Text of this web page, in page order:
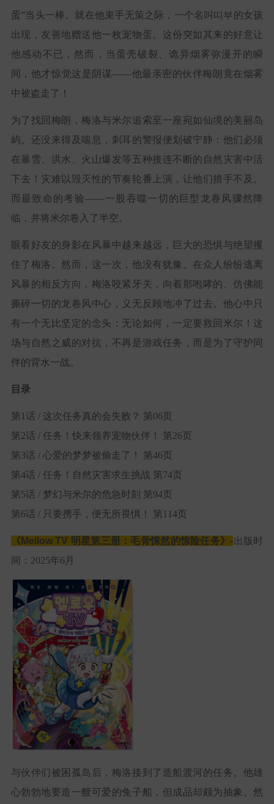
蛋”当头一棒。就在他束手无策之际，一个名叫띠부的女孩
出现，友善地赠送他一枚宠物蛋。这份突如其来的好意让
他感动不已，然而，当蛋壳破裂、诡异烟雾弥漫开的瞬
间，他才惊觉这是阴谋——他最亲密的伙伴梅朗竟在烟雾
中被盗走了！
为了找回梅朗，梅洛与米尔追索至一座宛如仙境的美丽岛
屿。还没来得及喘息，刺耳的警报便划破宁静：他们必须
在暴雪、洪水、火山爆发等五种接连不断的自然灾害中活
下去！灾难以毁灭性的节奏轮番上演，让他们措手不及。
而最致命的考验——一股吞噬一切的巨型龙卷风骤然降
临，并将米尔卷入了半空。
眼看好友的身影在风暴中越来越远，巨大的恐惧与绝望攫
住了梅洛。然而，这一次，他没有犹豫。在众人纷纷逃离
风暴的相反方向，梅洛咬紧牙关，向着那咆哮的、仿佛能
撕碎一切的龙卷风中心，义无反顾地冲了过去。他心中只
有一个无比坚定的念头：无论如何，一定要救回米尔！这
场与自然之威的对抗，不再是游戏任务，而是为了守护同
伴的背水一战。
目录
第1话 / 这次任务真的会失败？ 第06页
第2话 / 任务！快来领养宠物伙伴！ 第26页
第3话 / 心爱的梦梦被偷走了！ 第46页
第4话 / 任务！自然灾害求生挑战 第74页
第5话 / 梦幻与米尔的危急时刻 第94页
第6话 / 只要携手，便无所畏惧！ 第114页
《 Mellow TV 明星第三册：毛骨悚然的惊险任务》-出版时
间：2025年6月
与伙伴们被困孤岛后，梅洛接到了造船渡河的任务。他雄
心勃勃地要造一艘可爱的兔子船，但成品却颇为抽象。然